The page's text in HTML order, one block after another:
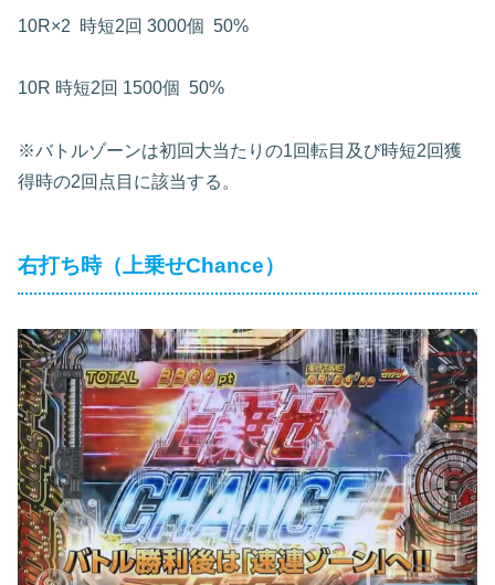
10R×2 時短2回 3000個 50%
10R 時短2回 1500個 50%
※バトルゾーンは初回大当たりの1回転目及び時短2回獲
得時の2回点目に該当する。
右打ち時（上乗せChance）